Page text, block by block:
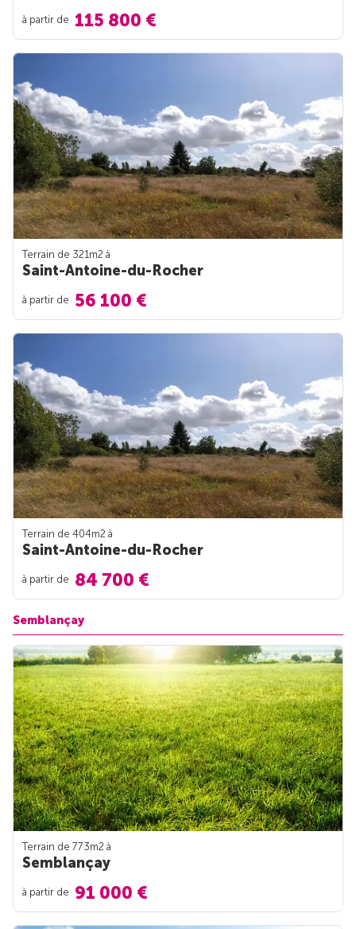
à partir de 115 800 €
Terrain de 321m2 à
Saint-Antoine-du-Rocher
à partir de 56 100 €
Terrain de 404m2 à
Saint-Antoine-du-Rocher
à partir de 84 700 €
Semblançay
Terrain de 773m2 à
Semblançay
à partir de 91 000 €